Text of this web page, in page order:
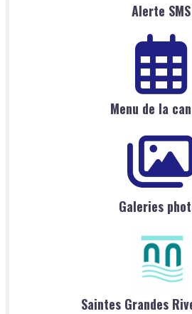
Alerte SMS
Menu de la
Galeries
Saintes Grandes